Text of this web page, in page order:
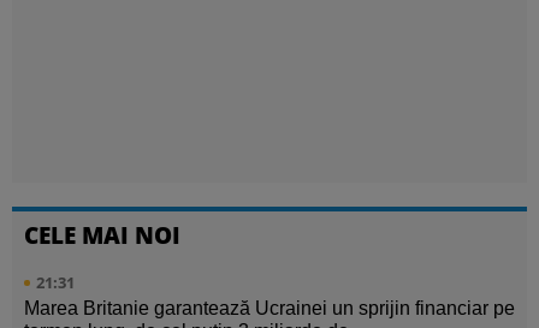
CELE MAI NOI
21:31
Marea Britanie garantează Ucrainei un sprijin financiar pe